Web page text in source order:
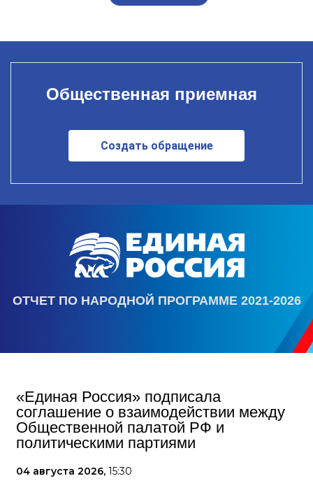
Общественная приемная
Создать обращение
ОТЧЕТ ПО НАРОДНОЙ ПРОГРАММЕ 2021-2026
«Единая Россия» подписала
соглашение о взаимодействии между
Общественной палатой РФ и
политическими партиями
04 августа 2026, 15:30